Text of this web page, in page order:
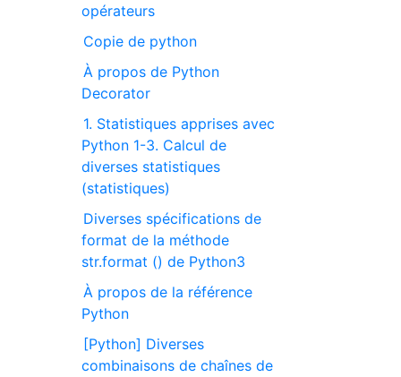
opérateurs
Copie de python
À propos de Python
Decorator
1. Statistiques apprises avec
Python 1-3. Calcul de
diverses statistiques
(statistiques)
Diverses spécifications de
format de la méthode
str.format () de Python3
À propos de la référence
Python
[Python] Diverses
combinaisons de chaînes de